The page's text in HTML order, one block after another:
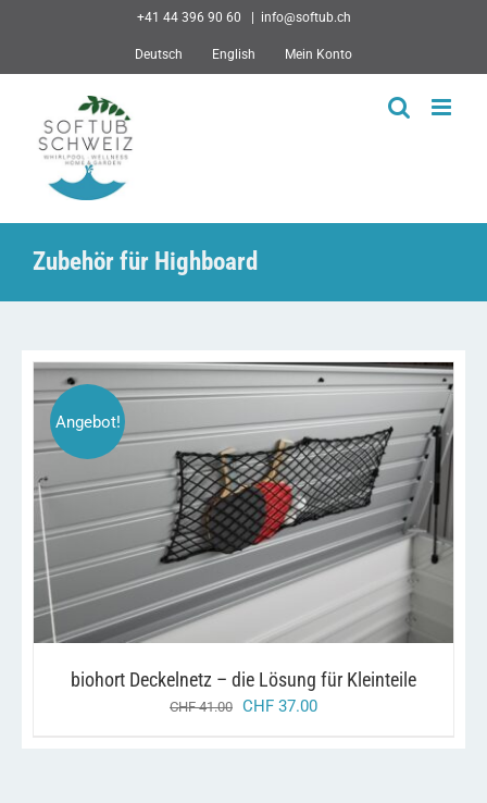
+41 44 396 90 60 info@softub.ch
Deutsch English Mein Konto
Zubehör für Highboard
Angebot!
IN DEN WARENKORB / DETAILS
biohort Deckelnetz – die Lösung für Kleinteile
CHF41.00 ursprünglicher
CHF 37.00aktueller